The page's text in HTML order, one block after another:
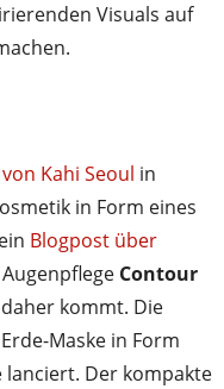
Visuals auf
Kahi Seoul in
in Form eines
Blogpost über
Contour
kommt. Die
Maske in Form
lanciert. Der kompakte